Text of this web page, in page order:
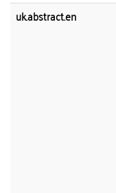
uk.abstract.en